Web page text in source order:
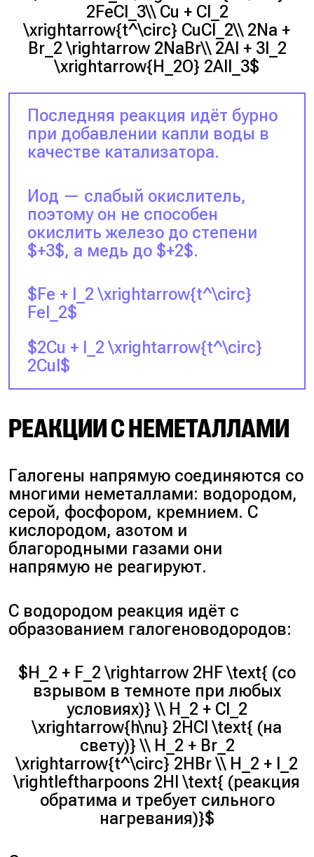
2FeCl_3\\ Cu + Cl_2
\xrightarrow{t^\circ} CuCl_2\\ 2Na +
Br_2 \rightarrow 2NaBr\\ 2Al + 3I_2
\xrightarrow{H_2O} 2AlI_3$
Последняя реакция идёт бурно
при добавлении капли воды в
качестве катализатора.
Иод — слабый окислитель,
поэтому он не способен
окислить железо до степени
$+3$, а медь до $+2$.
$Fe + I_2 \xrightarrow{t^\circ}
FeI_2$
$2Cu + I_2 \xrightarrow{t^\circ}
2CuI$
РЕАКЦИИ С НЕМЕТАЛЛАМИ
Галогены напрямую соединяются со
многими неметаллами: водородом,
серой, фосфором, кремнием. С
кислородом, азотом и
благородными газами они
напрямую не реагируют.
С водородом реакция идёт с
образованием галогеноводородов:
$H_2 + F_2 \rightarrow 2HF \text{ (со
взрывом в темноте при любых
условиях)} \\ H_2 + Cl_2
\xrightarrow{h\nu} 2HCl \text{ (на
свету)} \\ H_2 + Br_2
\xrightarrow{t^\circ} 2HBr \\ H_2 + I_2
\rightleftharpoons 2HI \text{ (реакция
обратима и требует сильного
нагревания)}$